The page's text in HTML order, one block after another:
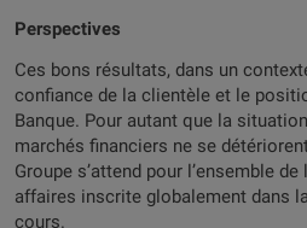
Perspectives
Ces bons résultats, dans un
confiance de la clientèle et le
Banque. Pour autant que la
marchés financiers ne se
Groupe s’attend pour l’ensemble
affaires inscrite globalement dans
cours.